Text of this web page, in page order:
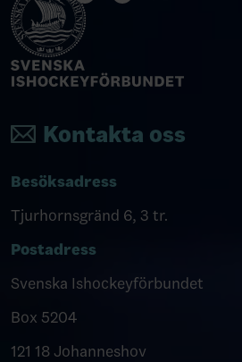
Kontakta oss
Besöksadress
Tjurhornsgränd 6, 3 tr.
Postadress
Svenska Ishockeyförbundet
Box 5204
121 18 Johanneshov